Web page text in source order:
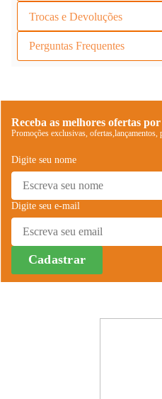
Trocas e Devoluções
Perguntas Frequentes
Receba as melhores ofertas
Promoções exclusivas,
Digite seu nome
Digite seu e-mail
Cadastrar